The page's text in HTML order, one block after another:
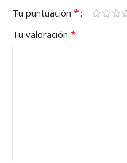
Tu puntuación *
Tu valoración *